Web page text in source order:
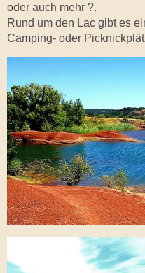
oder auch mehr ?.
Rund um den Lac gibt es
Camping- oder